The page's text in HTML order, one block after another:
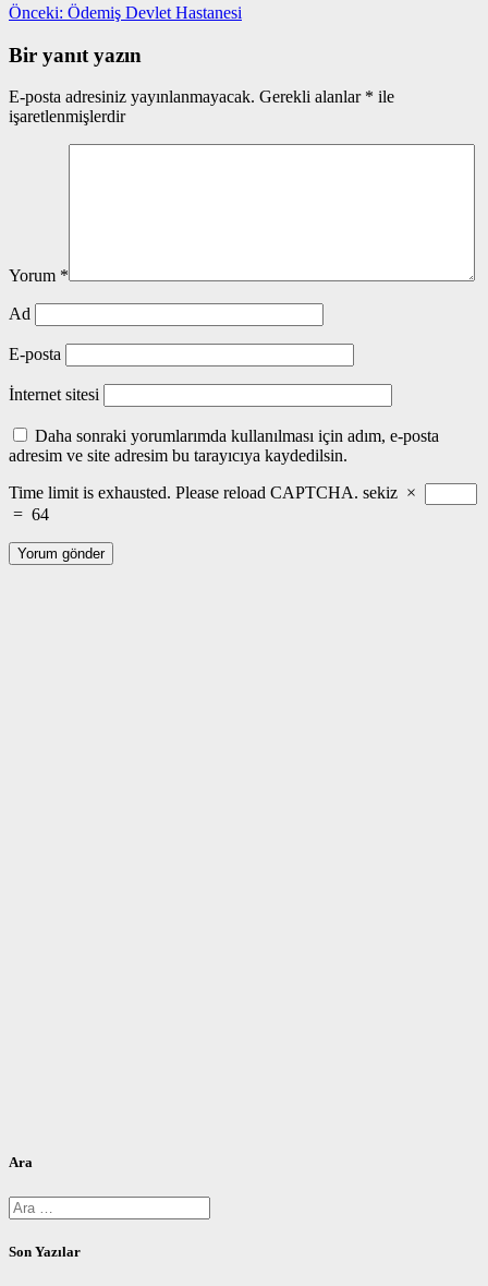
Yazı
gezinmesi
Önceki: Önceki
Ödemiş Devlet Hastanesi
Bir yanıt yazın
E-posta adresiniz yayınlanmayacak. Gerekli alanlar * ile
işaretlenmişlerdir
Yorum *
Ad
E-posta
İnternet sitesi
Daha sonraki yorumlarımda kullanılması için adım, e-posta
adresim ve site adresim bu tarayıcıya kaydedilsin.
Time limit is exhausted. Please reload CAPTCHA. sekiz ×
= 64
Ara
Arama:
Son Yazılar